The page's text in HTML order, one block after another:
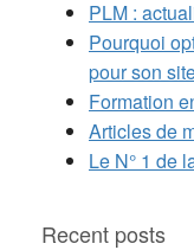
PLM :
Pourquoi
pour son
Formation
Articles de
Le N° 1 de
Recent posts